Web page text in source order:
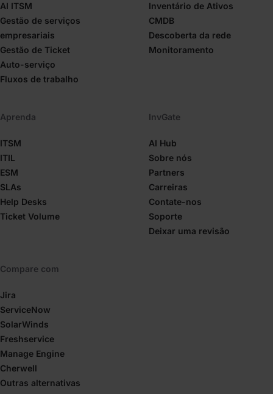
AI ITSM
Gestão de serviços
empresariais
Gestão de Ticket
Auto-serviço
Fluxos de trabalho
Inventário de Ativos
CMDB
Descoberta da rede
Monitoramento
Aprenda
ITSM
ITIL
ESM
SLAs
Help Desks
Ticket Volume
InvGate
AI Hub
Sobre nós
Partners
Carreiras
Contate-nos
Soporte
Deixar uma revisão
Compare com
Jira
ServiceNow
SolarWinds
Freshservice
Manage Engine
Cherwell
Outras alternativas